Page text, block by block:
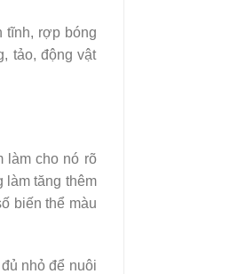
tĩnh, rợp bóng
tảo, động vật
làm cho nó rõ
làm tăng thêm
biến thể màu
nhỏ để nuôi